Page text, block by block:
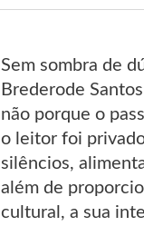
Sem sombra de
Brederode
não porque o
o leitor foi
silêncios,
além de
cultural, a sua